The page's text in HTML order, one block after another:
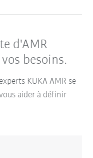
d'AMR
besoins.
KUKA AMR se
aider à définir